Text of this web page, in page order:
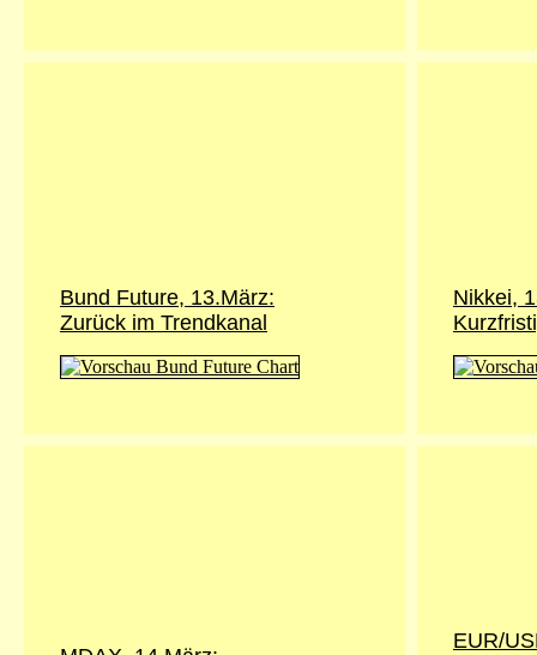
Bund Future, 13.März:
Zurück im Trendkanal
Nikkei,
EUR/